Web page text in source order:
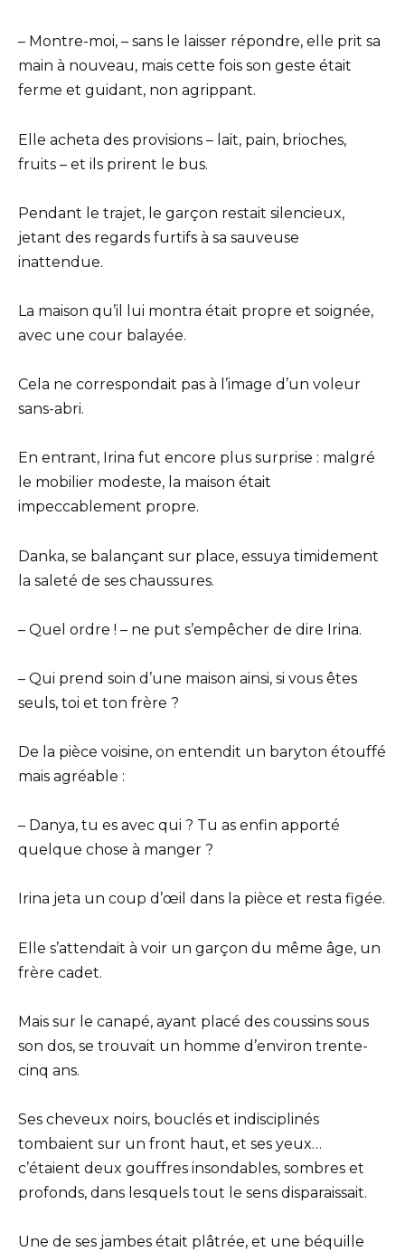
– Montre-moi, – sans le laisser répondre, elle prit sa
main à nouveau, mais cette fois son geste était
ferme et guidant, non agrippant.
Elle acheta des provisions – lait, pain, brioches,
fruits – et ils prirent le bus.
Pendant le trajet, le garçon restait silencieux,
jetant des regards furtifs à sa sauveuse
inattendue.
La maison qu’il lui montra était propre et soignée,
avec une cour balayée.
Cela ne correspondait pas à l’image d’un voleur
sans-abri.
En entrant, Irina fut encore plus surprise : malgré
le mobilier modeste, la maison était
impeccablement propre.
Danka, se balançant sur place, essuya timidement
la saleté de ses chaussures.
– Quel ordre ! – ne put s’empêcher de dire Irina.
– Qui prend soin d’une maison ainsi, si vous êtes
seuls, toi et ton frère ?
De la pièce voisine, on entendit un baryton étouffé
mais agréable :
– Danya, tu es avec qui ? Tu as enfin apporté
quelque chose à manger ?
Irina jeta un coup d’œil dans la pièce et resta figée.
Elle s’attendait à voir un garçon du même âge, un
frère cadet.
Mais sur le canapé, ayant placé des coussins sous
son dos, se trouvait un homme d’environ trente-
cinq ans.
Ses cheveux noirs, bouclés et indisciplinés
tombaient sur un front haut, et ses yeux…
c’étaient deux gouffres insondables, sombres et
profonds, dans lesquels tout le sens disparaissait.
Une de ses jambes était plâtrée, et une béquille